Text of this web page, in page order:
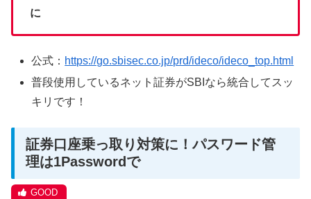
に
公式： https://go.sbisec.co.jp/prd/ideco/ideco_top.html
普段使用しているネット証券がSBIなら統合してスッ
キリです！
証券口座乗っ取り対策に！パスワード管
理は1Passwordで